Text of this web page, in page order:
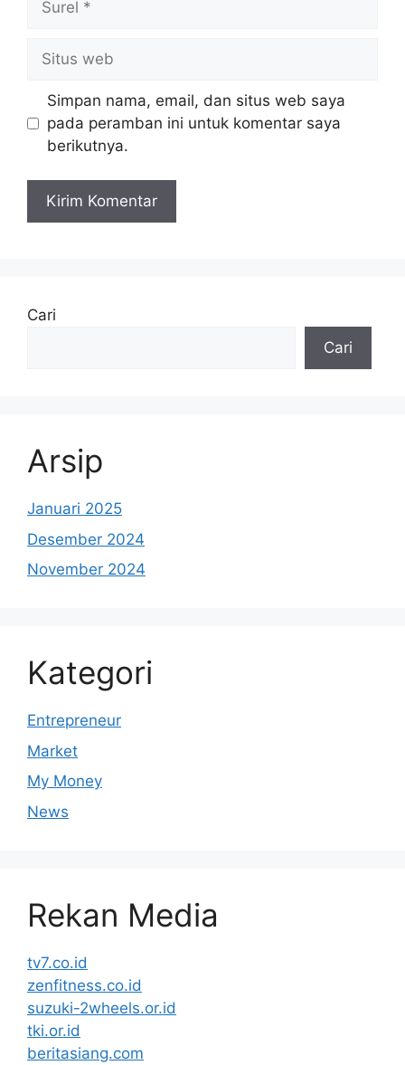
web
Simpan nama, email, dan situs web saya
pada peramban ini untuk komentar saya
berikutnya.
Cari
Cari
Arsip
Januari 2025
Desember 2024
November 2024
Kategori
Entrepreneur
Market
My Money
News
Rekan Media
tv7.co.id
zenfitness.co.id
suzuki-2wheels.or.id
tki.or.id
beritasiang.com